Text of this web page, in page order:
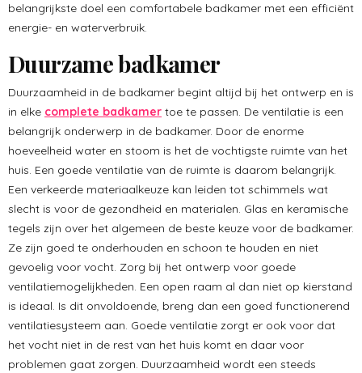
belangrijkste doel een comfortabele badkamer met een efficiënt
energie- en waterverbruik.
Duurzame badkamer
Duurzaamheid in de badkamer begint altijd bij het ontwerp en is
in elke complete badkamer toe te passen. De ventilatie is een
belangrijk onderwerp in de badkamer. Door de enorme
hoeveelheid water en stoom is het de vochtigste ruimte van het
huis. Een goede ventilatie van de ruimte is daarom belangrijk.
Een verkeerde materiaalkeuze kan leiden tot schimmels wat
slecht is voor de gezondheid en materialen. Glas en keramische
tegels zijn over het algemeen de beste keuze voor de badkamer.
Ze zijn goed te onderhouden en schoon te houden en niet
gevoelig voor vocht. Zorg bij het ontwerp voor goede
ventilatiemogelijkheden. Een open raam al dan niet op kierstand
is ideaal. Is dit onvoldoende, breng dan een goed functionerend
ventilatiesysteem aan. Goede ventilatie zorgt er ook voor dat
het vocht niet in de rest van het huis komt en daar voor
problemen gaat zorgen. Duurzaamheid wordt een steeds